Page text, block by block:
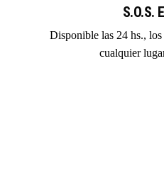
S.O.S.
Disponible las 24 hs.,
cualquier